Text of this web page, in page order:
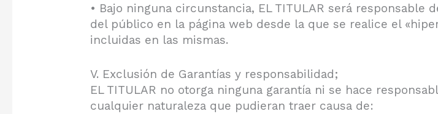
• Bajo ninguna circunstancia, EL TITULAR será
del público en la página web desde la que se realice el
incluidas en las mismas.
V. Exclusión de Garantías y responsabilidad;
EL TITULAR no otorga ninguna garantía ni se hace
cualquier naturaleza que pudieran traer causa de: